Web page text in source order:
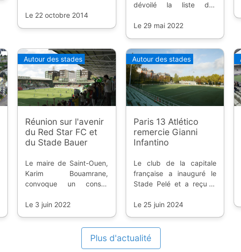
rénovation du stade de
était particulier.
Le 22 octobre 2014
dévoilé la liste des
l'hexagone, et les grands
Sochaux-Montbéliard.
Le 29 mai 2022
Autour des stades
Réunion sur l'avenir
du Red Star FC et
du Stade Bauer
Le maire de Saint-Ouen,
Karim Bouamrane,
convoque un conseil
ce mercredi 8 juin, pour
surtout de l'état de
rénovation du stade.
Le 3 juin 2022
Autour des stades
Paris 13 Atlético
remercie Gianni
Infantino
Le club de la capitale
française a inauguré le
Stade Pelé et a reçu le
FIFA pour homologuer
Le 25 juin 2024
Plus d'actualité